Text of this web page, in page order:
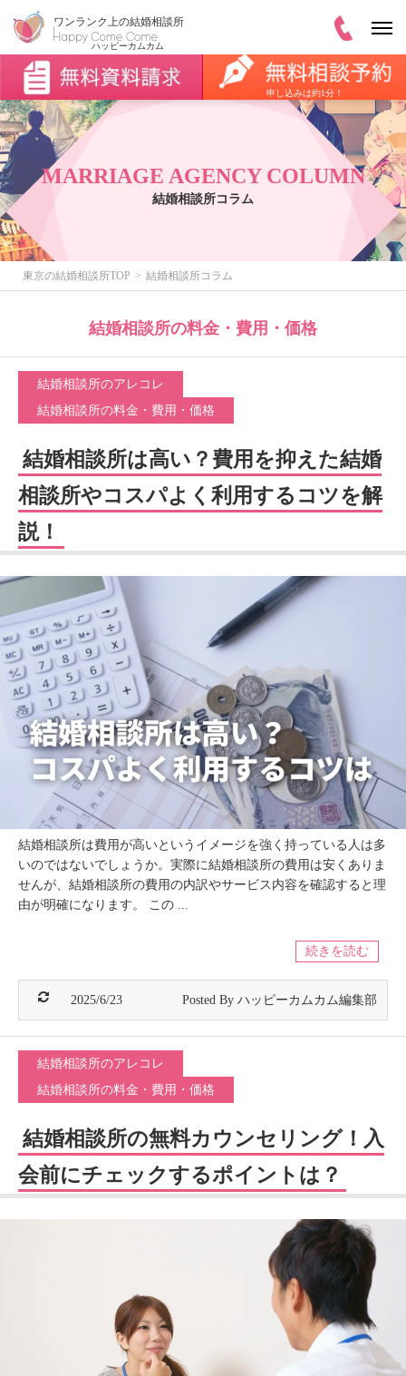
申し込みは約1分！
MARRIAGE AGENCY COLUMN
結婚相談所コラム
東京の結婚相談所TOP 結婚相談所コラム
結婚相談所の料金・費用・価格
結婚相談所のアレコレ
結婚相談所の料金・費用・価格
結婚相談所は高い？費用を抑えた結婚
相談所やコスパよく利用するコツを解
説！
2025/6/23
結婚相談所は費用が高いというイメージを強く持っている人は多
いのではないでしょうか。実際に結婚相談所の費用は安くありま
せんが、結婚相談所の費用の内訳やサービス内容を確認すると理
由が明確になります。 この ...
続きを読む
結婚相談所のアレコレ
結婚相談所の料金・費用・価格
結婚相談所の無料カウンセリング！入
会前にチェックするポイントは？